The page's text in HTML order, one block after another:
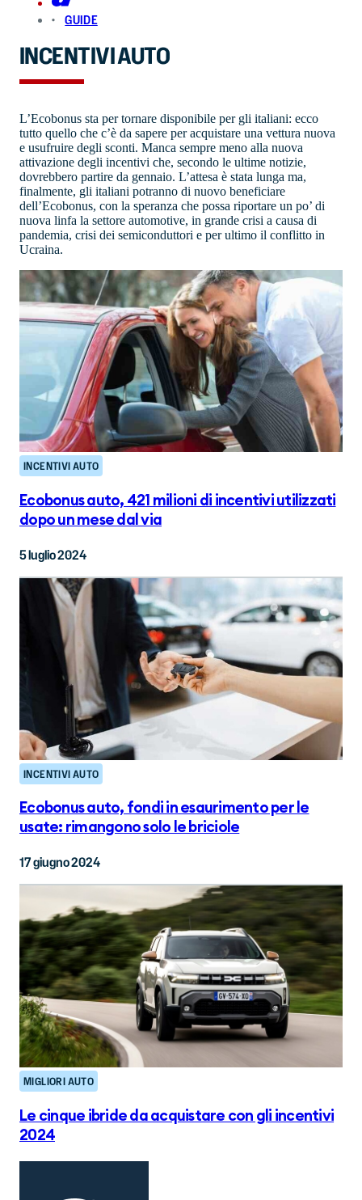
GUIDE
INCENTIVI AUTO
L’Ecobonus sta per tornare disponibile per gli italiani: ecco
tutto quello che c’è da sapere per acquistare una vettura nuova
e usufruire degli sconti. Manca sempre meno alla nuova
attivazione degli incentivi che, secondo le ultime notizie,
dovrebbero partire da gennaio. L’attesa è stata lunga ma,
finalmente, gli italiani potranno di nuovo beneficiare
dell’Ecobonus, con la speranza che possa riportare un po’ di
nuova linfa la settore automotive, in grande crisi a causa di
pandemia, crisi dei semiconduttori e per ultimo il conflitto in
Ucraina.
INCENTIVI AUTO
Ecobonus auto, 421 milioni di incentivi utilizzati
dopo un mese dal via
5 luglio 2024
INCENTIVI AUTO
Ecobonus auto, fondi in esaurimento per le
usate: rimangono solo le briciole
17 giugno 2024
MIGLIORI AUTO
Le cinque ibride da acquistare con gli incentivi
2024